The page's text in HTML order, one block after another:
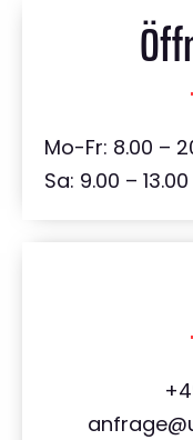
Mo-Fr: 8.00 –
Sa: 9.00 –